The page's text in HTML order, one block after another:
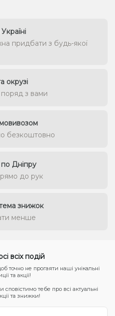
придбати з будь-якої
окрузі
поряд з вами
безкоштовно
Дніпру
до рук
знижок
менше
всіх подій
не прогаяти наші унікальні
та акції!
тебе про всі актуальні
та знижки!